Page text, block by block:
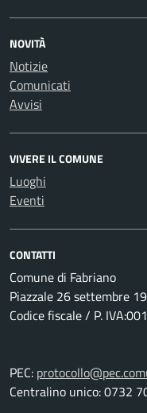
NOVITÀ
Notizie
Comunicati
Avvisi
VIVERE IL COMUNE
Luoghi
Eventi
CONTATTI
Comune di Fabriano
Piazzale 26 settembre
Codice fiscale / P.
PEC:
Centralino unico: 0732